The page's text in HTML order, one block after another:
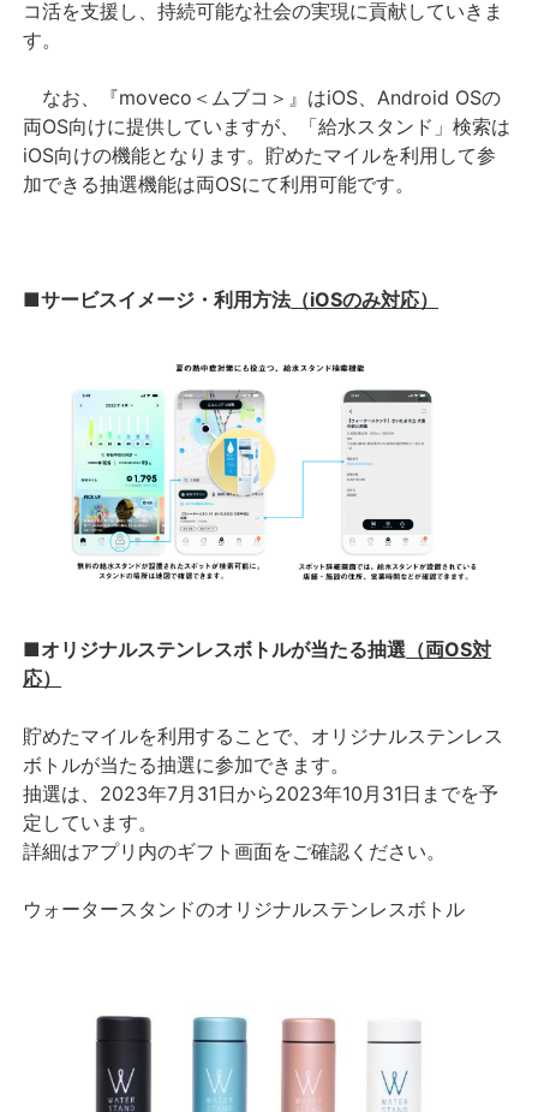
コ活を支援し、持続可能な社会の実現に貢献していきま
す。
なお、『moveco＜ムブコ＞』はiOS、Android OSの
両OS向けに提供していますが、「給水スタンド」検索は
iOS向けの機能となります。貯めたマイルを利用して参
加できる抽選機能は両OSにて利用可能です。
■サービスイメージ・利用方法（iOSのみ対応）
■オリジナルステンレスボトルが当たる抽選 （両OS対
応）
貯めたマイルを利用することで、オリジナルステンレス
ボトルが当たる抽選に参加できます。
抽選は、2023年7月31日から2023年10月31日までを予
定しています。
詳細はアプリ内のギフト画面をご確認ください。
ウォータースタンドのオリジナルステンレスボトル